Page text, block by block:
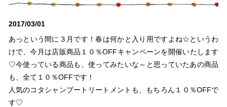
2017/03/01
あっという間に３月です！春は何かと入り用ですよね☆というわ
けで、今月は店販商品１０％OFFキャンペーンを開催いたします
♡今使っている商品も、使ってみたいな～と思っていたあの商品
も、全て１０％OFFです！
人気のコタシャンプートリートメントも、もちろん１０％OFFで
す♡